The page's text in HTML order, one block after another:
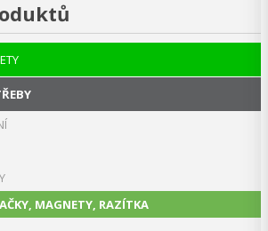
MAGNETY, RAZÍTKA